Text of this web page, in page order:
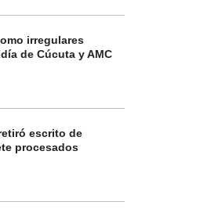
irregulares
de Cúcuta y AMC
escrito de
procesados